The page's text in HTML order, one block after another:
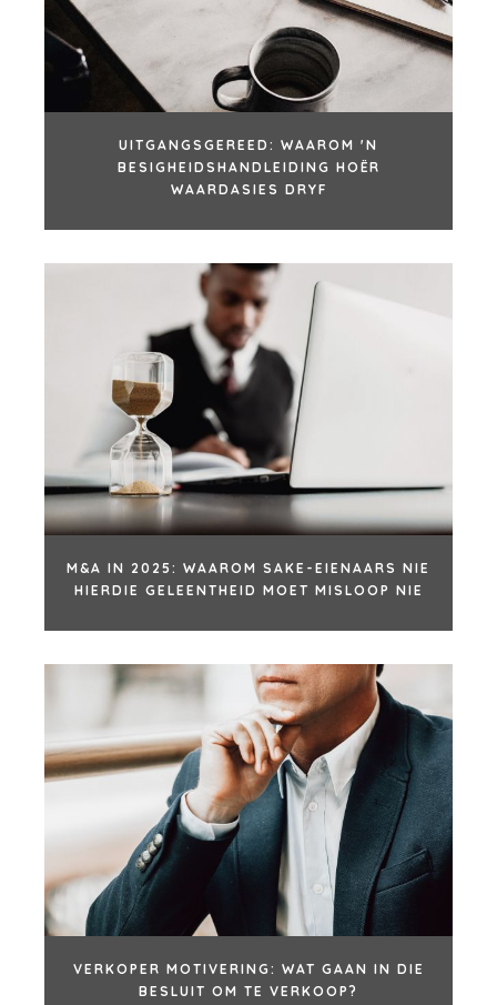
UITGANGSGEREED: WAAROM 'N
BESIGHEIDSHANDLEIDING HOËR
WAARDASIES DRYF
M&A IN 2025: WAAROM SAKE-EIENAARS NIE
HIERDIE GELEENTHEID MOET MISLOOP NIE
VERKOPER MOTIVERING: WAT GAAN IN DIE
BESLUIT OM TE VERKOOP?